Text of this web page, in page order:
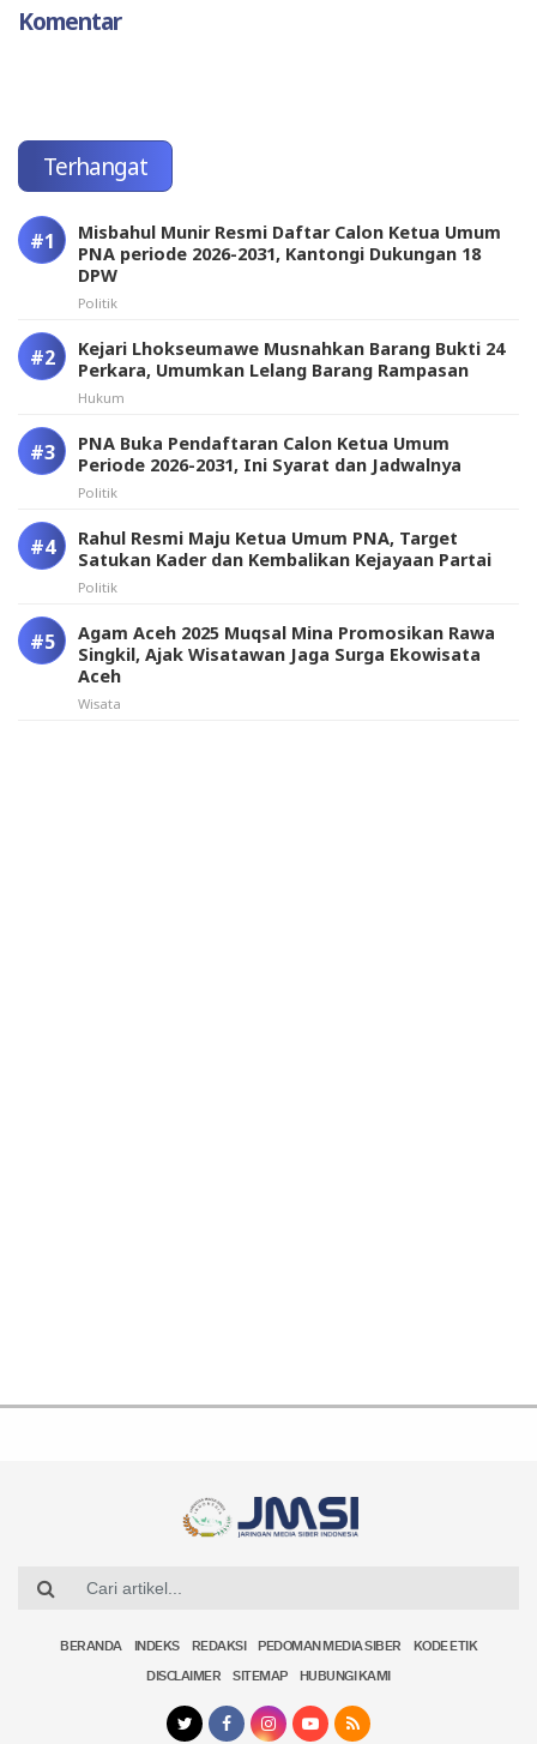
Komentar
Terhangat
Misbahul Munir Resmi Daftar Calon Ketua Umum
PNA periode 2026-2031, Kantongi Dukungan 18
DPW
Politik
Kejari Lhokseumawe Musnahkan Barang Bukti 24
Perkara, Umumkan Lelang Barang Rampasan
Hukum
PNA Buka Pendaftaran Calon Ketua Umum
Periode 2026-2031, Ini Syarat dan Jadwalnya
Politik
Rahul Resmi Maju Ketua Umum PNA, Target
Satukan Kader dan Kembalikan Kejayaan Partai
Politik
Agam Aceh 2025 Muqsal Mina Promosikan Rawa
Singkil, Ajak Wisatawan Jaga Surga Ekowisata
Aceh
Wisata
BERANDA INDEKS REDAKSI PEDOMAN MEDIA SIBER KODE ETIK
DISCLAIMER SITEMAP HUBUNGI KAMI